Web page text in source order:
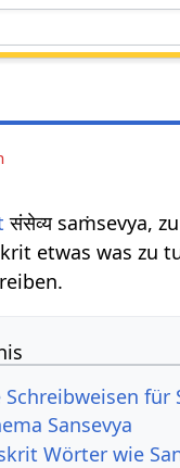
संसेव्य saṁsevya,
etwas was zu
für
Sansevya
Wörter wie